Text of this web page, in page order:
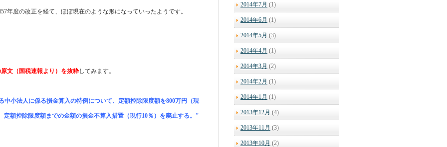
年度の改正を経て、ほぼ現在のような形になっていったようです。
文（国税速報より）を抜粋してみます。
小法人に係る損金算入の特例について、定額控除限度額を800万円（現
定額控除限度額までの金額の損金不算入措置（現行10％）を廃止する。"
2014年7月 (1)
2014年6月 (1)
2014年5月 (3)
2014年4月 (1)
2014年3月 (2)
2014年2月 (1)
2014年1月 (1)
2013年12月 (4)
2013年11月 (3)
2013年10月 (2)